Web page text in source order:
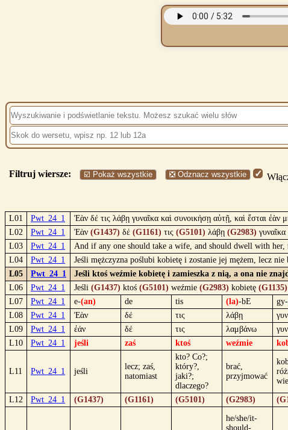
Filtruj wiersze: ☑️ Pokaż wszystkie ❎ Odznacz wszystkie
L01 Pwt_24_1
Ἐὰν δέ τις λάβῃ γυναῖκα καὶ συνοικήσῃ αὐτῇ, καὶ ἔσται ἐὰν
L02
Pwt_24_1 Ἐὰν (G1437) δέ (G1161) τις (G5101) λάβῃ (G2983) γυναῖκα
L03
Pwt_24_1
And if any one should take a wife, and should dwell with
L04
Pwt_24_1
Jeśli mężczyzna poślubi kobietę i zostanie jej mężem, lecz
L05
Pwt_24_1
Jeśli ktoś weźmie kobietę i zamieszka z nią, a ona nie
L06
Pwt_24_1 Jeśli (G1437) ktoś (G5101) weźmie (G2983) kobietę (G1135)
L07
Pwt_24_1 e-(an) de tis (la)-bE gy-
L08
Pwt_24_1 Ἐὰν δέ τις λάβῃ
L09
Pwt_24_1 ἐάν δέ τις λαμβάνω
L10
Pwt_24_1 jeśli zaś ktoś weźmie
L11 Pwt_24_1 jeśli
lecz; zaś,
natomiast
kto? Co?;
który?,
jaki?;
dlaczego?
brać,
przyjmować
L12 Pwt_24_1 (G1437) (G1161) (G5101) (G2983)
he/she/it-
should-